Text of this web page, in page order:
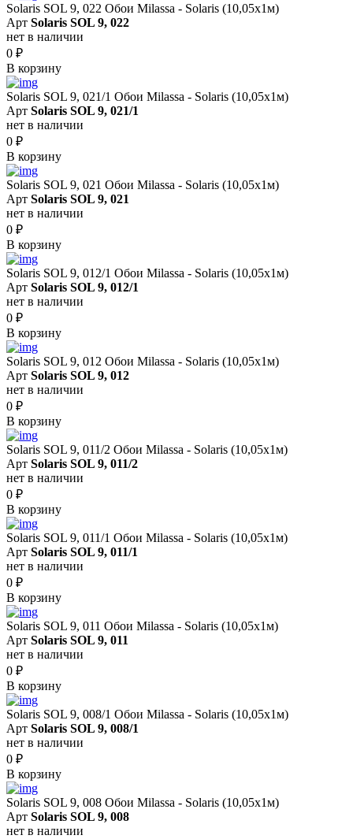
Solaris SOL 9, 022 Обои Milassa - Solaris (10,05х1м)
Арт Solaris SOL 9, 022
нет в наличии
0 ₽
В корзину
Solaris SOL 9, 021/1 Обои Milassa - Solaris (10,05х1м)
Арт Solaris SOL 9, 021/1
нет в наличии
0 ₽
В корзину
Solaris SOL 9, 021 Обои Milassa - Solaris (10,05х1м)
Арт Solaris SOL 9, 021
нет в наличии
0 ₽
В корзину
Solaris SOL 9, 012/1 Обои Milassa - Solaris (10,05х1м)
Арт Solaris SOL 9, 012/1
нет в наличии
0 ₽
В корзину
Solaris SOL 9, 012 Обои Milassa - Solaris (10,05х1м)
Арт Solaris SOL 9, 012
нет в наличии
0 ₽
В корзину
Solaris SOL 9, 011/2 Обои Milassa - Solaris (10,05х1м)
Арт Solaris SOL 9, 011/2
нет в наличии
0 ₽
В корзину
Solaris SOL 9, 011/1 Обои Milassa - Solaris (10,05х1м)
Арт Solaris SOL 9, 011/1
нет в наличии
0 ₽
В корзину
Solaris SOL 9, 011 Обои Milassa - Solaris (10,05х1м)
Арт Solaris SOL 9, 011
нет в наличии
0 ₽
В корзину
Solaris SOL 9, 008/1 Обои Milassa - Solaris (10,05х1м)
Арт Solaris SOL 9, 008/1
нет в наличии
0 ₽
В корзину
Solaris SOL 9, 008 Обои Milassa - Solaris (10,05х1м)
Арт Solaris SOL 9, 008
нет в наличии